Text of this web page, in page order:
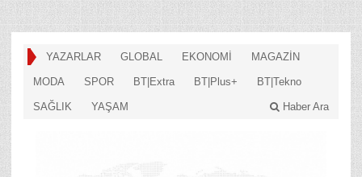
YAZARLAR GLOBAL EKONOMİ MAGAZİN
MODA SPOR BT|Extra BT|Plus+ BT|Tekno
SAĞLIK YAŞAM Haber Ara